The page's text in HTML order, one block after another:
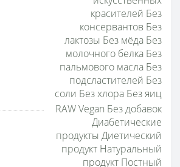
красителей Без
консервантов Без
лактозы Без мёда Без
молочного белка Без
пальмового масла Без
подсластителей Без
соли Без хлора Без яиц
RAW Vegan Без добавок
Диабетические
продукты Диетический
продукт Натуральный
продукт Постный